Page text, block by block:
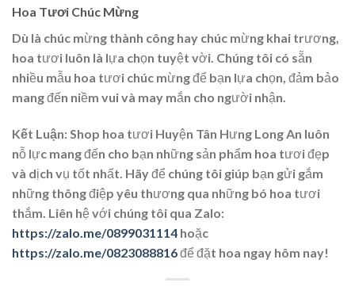
Hoa Tươi Chúc Mừng
Dù là chúc mừng thành công hay chúc mừng khai trương,
hoa tươi luôn là lựa chọn tuyệt vời. Chúng tôi có sẵn
nhiều mẫu hoa tươi chúc mừng để bạn lựa chọn, đảm bảo
mang đến niềm vui và may mắn cho người nhận.
Kết Luận: Shop hoa tươi Huyện Tân Hưng Long An luôn
nỗ lực mang đến cho bạn những sản phẩm hoa tươi đẹp
và dịch vụ tốt nhất. Hãy để chúng tôi giúp bạn gửi gắm
những thông điệp yêu thương qua những bó hoa tươi
thắm. Liên hệ với chúng tôi qua Zalo:
https://zalo.me/0899031114 hoặc
https://zalo.me/0823088816để đặt hoa ngay hôm nay!